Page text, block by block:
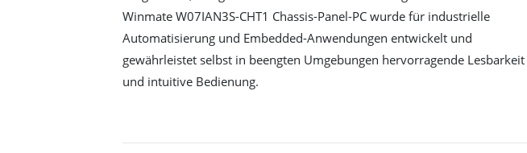
Winmate W07IAN3S-CHT1 Chassis-Panel-PC wurde für industrielle
Automatisierung und Embedded-Anwendungen entwickelt und
gewährleistet selbst in beengten Umgebungen hervorragende Lesbarkeit
und intuitive Bedienung.